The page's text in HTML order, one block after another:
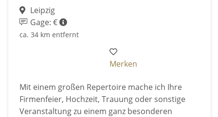
Leipzig
Gage: €
ca. 34 km entfernt
Merken
Mit einem großen Repertoire mache ich Ihre
Firmenfeier, Hochzeit, Trauung oder sonstige
Veranstaltung zu einem ganz besonderen